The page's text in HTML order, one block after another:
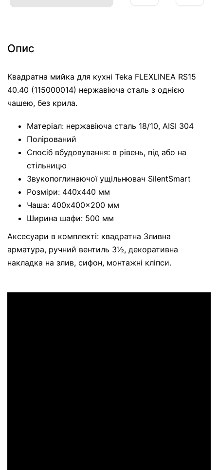
Опис
Квадратна мийка для кухні Teka FLEXLINEA RS15
40.40 (115000014) нержавіюча сталь з однією
чашею, без крила.
Матеріал: нержавіюча сталь 18/10, AISI 304
Полірований
Спосіб вбудовування: в рівень, під або на
стільницю
Звукопоглинаючої ущільнювач SilentSmart
Розміри: 440x440 мм
Чаша: 400x400x200 мм
Ширина шафи: 500 мм
Аксесуари в комплекті: квадратна Зливна
арматура, ручний вентиль 3½, декоративна
накладка на злив, сифон, монтажні кліпси.